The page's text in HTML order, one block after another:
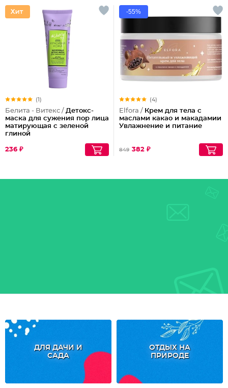
(1)
Белита - Витекс / Детокс-
маска для сужения пор лица
матирующая с зеленой
глиной
236 ₽
-55%
(4)
Elfora / Крем для тела с
маслами какао и макадамии
Увлажнение и питание
849 382 ₽
ДЛЯ ДАЧИ И
САДА
ОТДЫХ НА
ПРИРОДЕ